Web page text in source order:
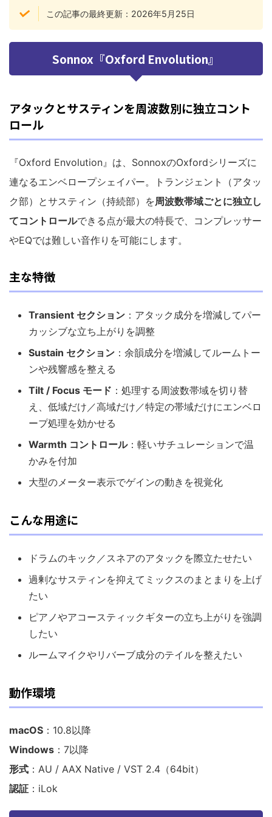
この記事の最終更新：2026年5月25日
Sonnox『Oxford Envolution』
アタックとサスティンを周波数別に独立コント
ロール
『Oxford Envolution』は、SonnoxのOxfordシリーズに
連なるエンベロープシェイパー。トランジェント（アタッ
ク部）とサスティン（持続部）を周波数帯域ごとに独立し
てコントロールできる点が最大の特長で、コンプレッサー
やEQでは難しい音作りを可能にします。
主な特徴
Transient セクション ：アタック成分を増減してパー
カッシブな立ち上がりを調整
Sustain セクション ：余韻成分を増減してルームトー
ンや残響感を整える
Tilt / Focus モード ：処理する周波数帯域を切り替
え、低域だけ／高域だけ／特定の帯域だけにエンベロ
ープ処理を効かせる
Warmth コントロール：軽いサチュレーションで温
かみを付加
大型のメーター表示でゲインの動きを視覚化
こんな用途に
ドラムのキック／スネアのアタックを際立たせたい
過剰なサスティンを抑えてミックスのまとまりを上げ
たい
ピアノやアコースティックギターの立ち上がりを強調
したい
ルームマイクやリバーブ成分のテイルを整えたい
動作環境
macOS ：10.8以降
Windows ：7以降
形式 ：AU / AAX Native / VST 2.4（64bit）
認証 ：iLok